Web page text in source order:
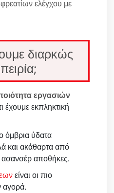
ελέγχου με
διαρκώς
εργασιών
έχουμε εκπληκτική
όμβρια ύδατα
και ακάθαρτα από
αποθήκες.
είναι οι πιο
αγορά.